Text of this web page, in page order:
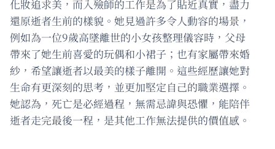
化妝追求美，而入殮師的工作是為了貼近真實，盡力
還原逝者生前的樣貌。她見過許多令人動容的場景，
例如為一位9歲高墜離世的小女孩整理儀容時，父母
帶來了她生前喜愛的玩偶和小裙子；也有家屬帶來婚
紗，希望讓逝者以最美的樣子離開。這些經歷讓她對
生命有更深刻的思考，並更加堅定自己的職業選擇。
她認為，死亡是必經過程，無需忌諱與恐懼，能陪伴
逝者走完最後一程，是其他工作無法提供的價值感。